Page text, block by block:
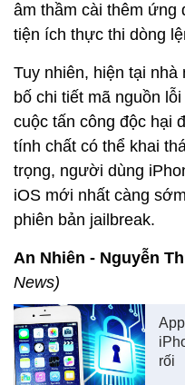
âm thầm cài thêm ứng
tiện ích thực thi dòng
Tuy nhiên, hiện tại
bố chi tiết mã nguồn
cuộc tấn công độc hại
tính chất có thể khai
trọng, người dùng
iOS mới nhất càng
phiên bản jailbreak.
An Nhiên - Nguyễn
News)
rối